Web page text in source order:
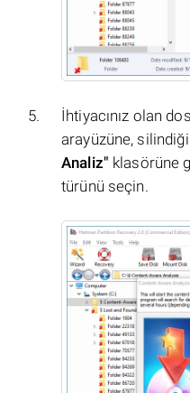
İhtiyacınız olan
arayüzüne,
Analiz" klasörüne
türünü seçin.